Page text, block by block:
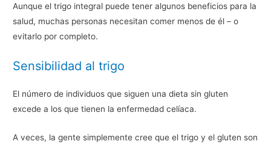
Aunque el trigo integral puede tener algunos beneficios para la
salud, muchas personas necesitan comer menos de él – o
evitarlo por completo.
Sensibilidad al trigo
El número de individuos que siguen una dieta sin gluten
excede a los que tienen la enfermedad celíaca.
A veces, la gente simplemente cree que el trigo y el gluten son